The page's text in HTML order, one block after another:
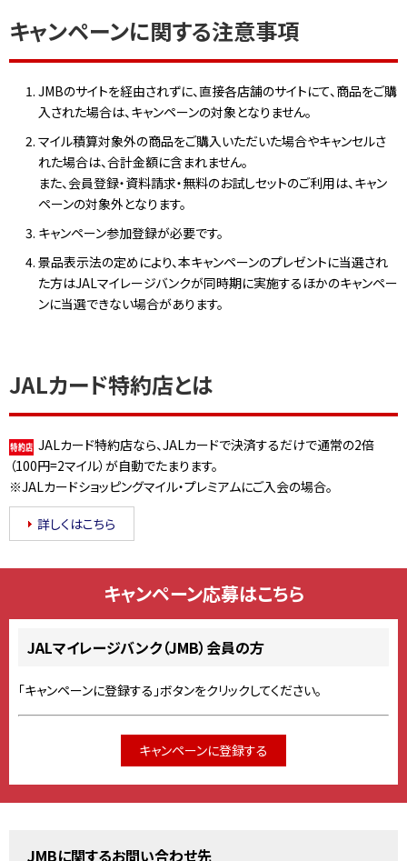
キャンペーンに関する注意事項
JMBのサイトを経由されずに、直接各店舗のサイトにて、商品をご購
入された場合は、キャンペーンの対象となりません。
マイル積算対象外の商品をご購入いただいた場合やキャンセルさ
れた場合は、合計金額に含まれません。
また、会員登録・資料請求・無料のお試しセットのご利用は、キャン
ペーンの対象外となります。
キャンペーン参加登録が必要です。
景品表示法の定めにより、本キャンペーンのプレゼントに当選され
た方はJALマイレージバンクが同時期に実施するほかのキャンペー
ンに当選できない場合があります。
JALカード特約店とは
JALカード特約店なら、JALカードで決済するだけで通常の2倍
（100円=2マイル）が自動でたまります。
※JALカードショッピングマイル・プレミアムにご入会の場合。
詳しくはこちら
キャンペーン応募はこちら
JALマイレージバンク（JMB）会員の方
「キャンペーンに登録する」ボタンをクリックしてください。
キャンペーンに登録する
JMBに関するお問い合わせ先